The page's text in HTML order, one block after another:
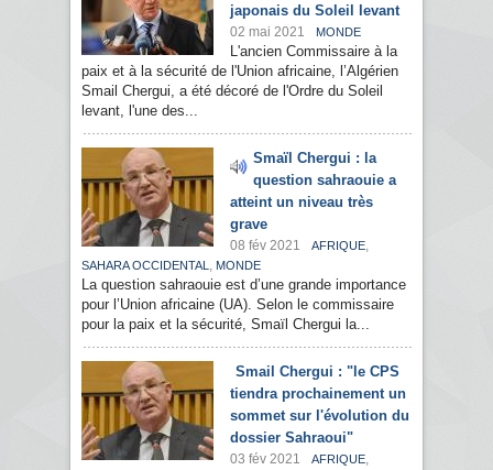
japonais du Soleil levant
02 mai 2021 MONDE
L'ancien Commissaire à la
paix et à la sécurité de l'Union africaine, l’Algérien
Smail Chergui, a été décoré de l'Ordre du Soleil
levant, l'une des...
Smaïl Chergui : la
question sahraouie a
atteint un niveau très
grave
08 fév 2021 AFRIQUE,
SAHARA OCCIDENTAL , MONDE
La question sahraouie est d’une grande importance
pour l’Union africaine (UA). Selon le commissaire
pour la paix et la sécurité, Smaïl Chergui la...
Smail Chergui : "le CPS
tiendra prochainement un
sommet sur l'évolution du
dossier Sahraoui"
03 fév 2021 AFRIQUE,